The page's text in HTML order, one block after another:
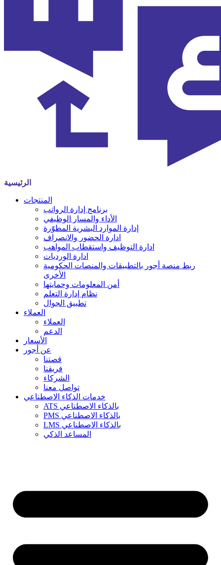
الرئيسية
المنتجات
برنامج إدارة الرواتب
الأداء والمسار الوظيفي
إدارة الموارد البشرية المطوّرة
ادارة الحضور والانصراف
ادارة التوظيف واستقطاب المواهب
ادارة الورديات
ربط منصة أجور بالتطبيقات والمنصات الحكومية
الأخرى
أمن المعلومات وحمايتها
نظام إدارة التعلم
تطبيق الجوال
العملاء
العملاء
الدعم
الأسعار
عن أجور
قصتنا
فريقنا
الشركاء
تواصل معنا
خدمات الذكاء الاصطناعي
ATS بالذكاء الاصطناعي
PMS بالذكاء الاصطناعي
LMS بالذكاء الاصطناعي
المساعد الذكي